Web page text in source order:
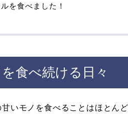
を食べました！
食べ続ける日々
いモノを食べることはほとん